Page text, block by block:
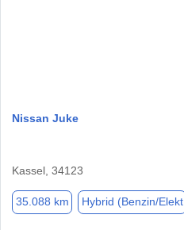
Nissan Juke
Kassel, 34123
35.088 km Hybrid (Benzin/Elekt